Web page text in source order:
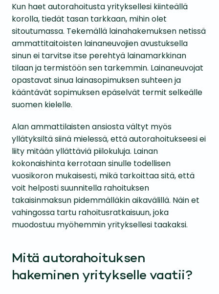
Kun haet autorahoitusta yrityksellesi kiinteällä
korolla, tiedät tasan tarkkaan, mihin olet
sitoutumassa. Tekemällä lainahakemuksen netissä
ammattitaitoisten lainaneuvojien avustuksella
sinun ei tarvitse itse perehtyä lainamarkkinan
tilaan ja termistöön sen tarkemmin. Lainaneuvojat
opastavat sinua lainasopimuksen suhteen ja
kääntävät sopimuksen epäselvät termit selkeälle
suomen kielelle.
Alan ammattilaisten ansiosta vältyt myös
yllätyksiltä siinä mielessä, että autorahoitukseesi ei
liity mitään yllättäviä piilokuluja. Lainan
kokonaishinta kerrotaan sinulle todellisen
vuosikoron mukaisesti, mikä tarkoittaa sitä, että
voit helposti suunnitella rahoituksen
takaisinmaksun pidemmälläkin aikavälillä. Näin et
vahingossa tartu rahoitusratkaisuun, joka
muodostuu myöhemmin yrityksellesi taakaksi.
Mitä autorahoituksen
hakeminen yritykselle vaatii?